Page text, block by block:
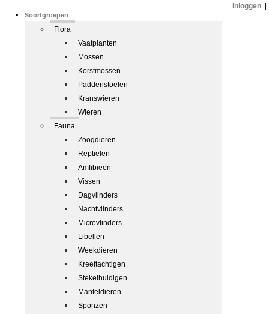
Soortgroepen
Flora
Vaatplanten
Mossen
Korstmossen
Paddenstoelen
Kranswieren
Wieren
Fauna
Zoogdieren
Reptielen
Amfibieën
Vissen
Dagvlinders
Nachtvlinders
Microvlinders
Libellen
Weekdieren
Kreeftachtigen
Stekelhuidigen
Manteldieren
Sponzen
Inloggen